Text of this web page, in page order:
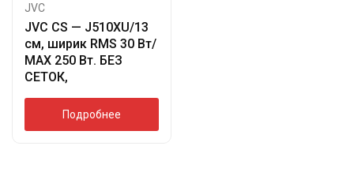
JVC
JVC CS — J510XU/13
см, ширик RMS 30 Вт/
МАХ 250 Вт. БЕЗ
СЕТОК,
Подробнее